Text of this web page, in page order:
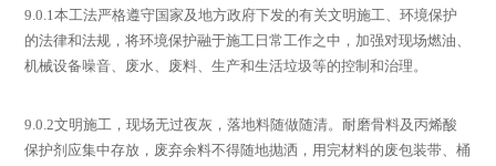
9.0.1本工法严格遵守国家及地方政府下发的有关文明施工、环境保护
的法律和法规，将环境保护融于施工日常工作之中，加强对现场燃油、
机械设备噪音、废水、废料、生产和生活垃圾等的控制和治理。
9.0.2文明施工，现场无过夜灰，落地料随做随清。耐磨骨料及丙烯酸
保护剂应集中存放，废弃余料不得随地抛洒，用完材料的废包装带、桶